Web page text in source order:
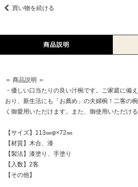
買い物を続ける
商品説明
＝ 商品説明 ＝
・優しい口当たりの良い汁椀です。ご家庭に備
おり、新生活にも「お薦め」の夫婦椀！二客の
く御愛用いただけます。また、御使用いただけ
【サイズ】113㎜φ×72㎜
【材質】木合、漆
【製法】漆塗り、手塗り
【入数】2客
【その他】